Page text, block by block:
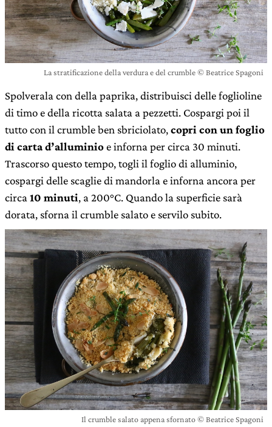
La stratificazione della verdura e del crumble © Beatrice Spagoni
Spolverala con della paprika, distribuisci delle foglioline
di timo e della ricotta salata a pezzetti. Cospargi poi il
tutto con il crumble ben sbriciolato,copri con un foglio
di carta d’alluminioe inforna per circa 30 minuti.
Trascorso questo tempo, togli il foglio di alluminio,
cospargi delle scaglie di mandorla e inforna ancora per
circa10 minuti, a 200°C. Quando la superficie sarà
dorata, sforna il crumble salato e servilo subito.
Il crumble salato appena sfornato © Beatrice Spagoni